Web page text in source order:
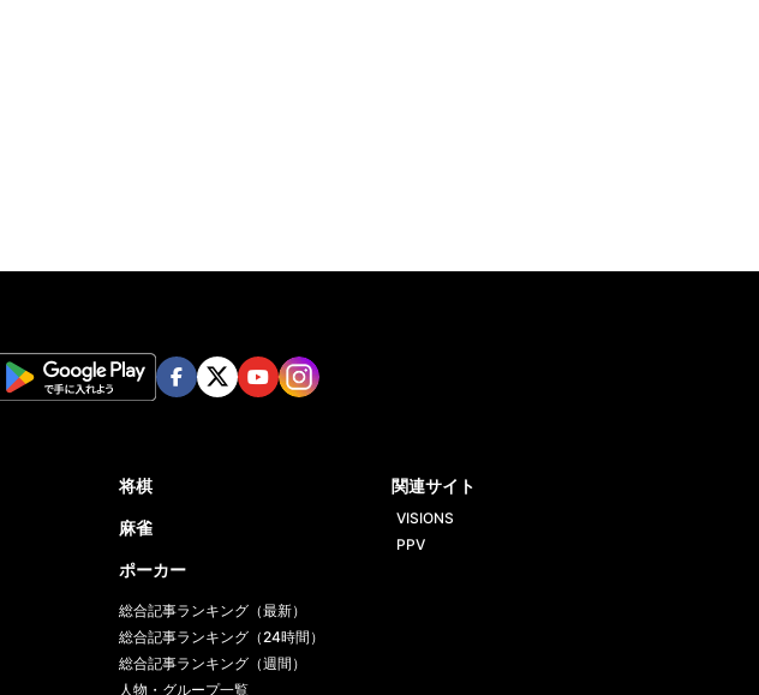
将棋
麻雀
ポーカー
総合記事ランキング（最新）
総合記事ランキング（24時間）
総合記事ランキング（週間）
人物・グループ一覧
関連サイト
VISIONS
PPV